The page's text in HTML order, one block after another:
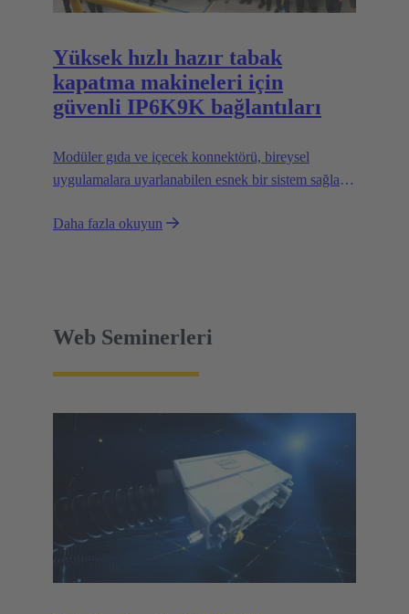
Yüksek hızlı hazır tabak
kapatma makineleri için
güvenli IP6K9K bağlantıları
Modüler gıda ve içecek konnektörü, bireysel
uygulamalara uyarlanabilen esnek bir sistem sağlar
Daha fazla okuyun
Web Seminerleri